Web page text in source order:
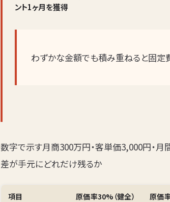
ント1ヶ月を獲得
わずかな金額でも積み重ねると固定
数字で示す月商300万円・客単価3,000円・
差が手元にどれだけ残るか
項目 原価率30%（健全） 原価